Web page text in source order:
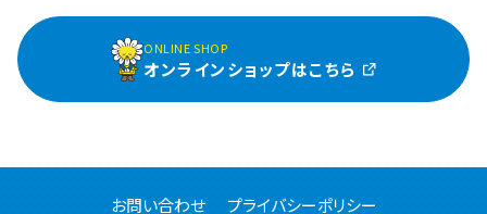
ONLINE SHOP
オンラインショップはこちら
お問い合わせ プライバシーポリシー